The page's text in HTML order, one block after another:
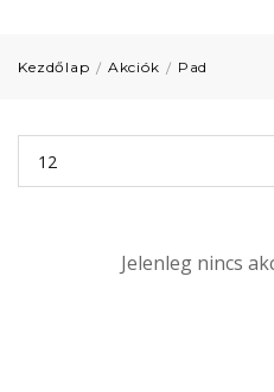
Kezdőlap Akciók Pad
Jelenleg nincs